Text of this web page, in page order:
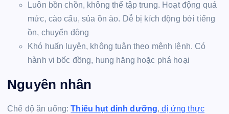
Luôn bồn chồn, không thể tập trung. Hoạt động quá
mức, cào cấu, sủa ồn ào. Dễ bị kích động bởi tiếng
ồn, chuyển động
Khó huấn luyện, không tuân theo mệnh lệnh. Có
hành vi bốc đồng, hung hăng hoặc phá hoại
Nguyên nhân
Chế độ ăn uống:Thiếu hụt dinh dưỡng, dị ứng thực